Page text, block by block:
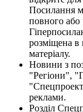
Посилання
повного або
розміщена в
матеріалу.
Новини з
"Регіони",
реклами.
Розділ